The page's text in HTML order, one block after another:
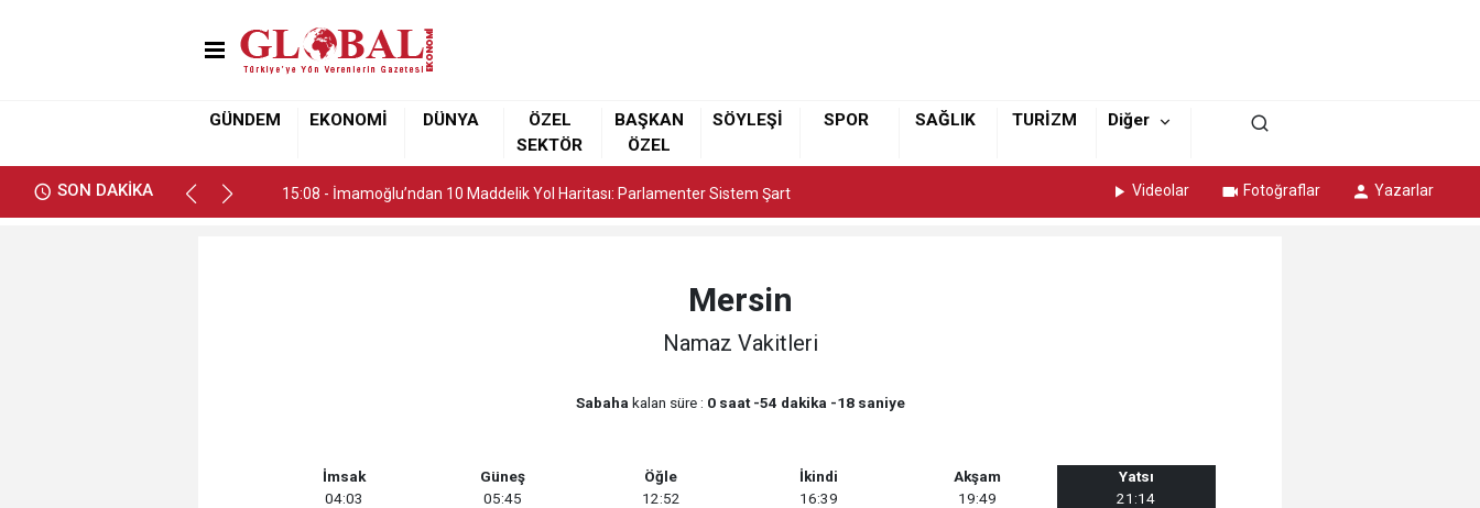
GÜNDEM EKONOMİ DÜNYA
ÖZEL
SEKTÖR
BAŞKAN
ÖZEL
SÖYLEŞİ SPOR SAĞLIK TURİZM Diğer
SON DAKİKA
15:08 - İmamoğlu’ndan 10 Maddelik Yol Haritası: Parlamenter Sistem Şart
15:08 - İmamoğlu’ndan 10 Maddelik Yol Haritası: Parlamenter Sistem Şart Videolar Fotoğraflar Yazarlar
Mersin
Namaz Vakitleri
Sabaha kalan süre : 0 saat -54 dakika -18 saniye
İmsak
04:03
Güneş
05:45
Öğle
12:52
İkindi
16:39
Akşam
19:49
Yatsı
21:14